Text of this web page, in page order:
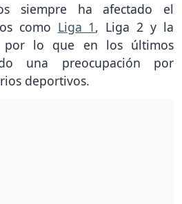
siempre ha afectado el
como Liga 1, Liga 2 y la
por lo que en los últimos
una preocupación por
deportivos.